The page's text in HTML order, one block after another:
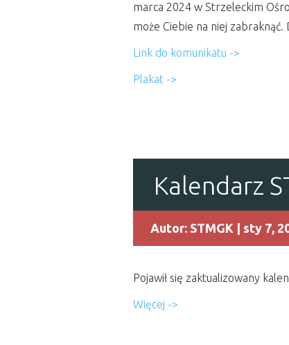
marca 2024 w Strzeleckim
może Ciebie na niej
Link do komunikatu ->
Plakat ->
Kalendarz
Autor: STMGK | sty 7,
Pojawił się zaktualizowany
Więcej ->